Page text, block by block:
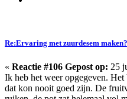
Re:Ervaring met zuurdesem maken?
« Reactie #106 Gepost op: 25
Ik heb het weer opgegeven.
dat kon nooit goed zijn. De